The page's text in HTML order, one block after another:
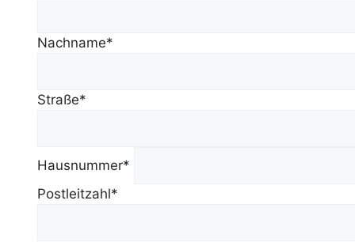
Nachname*
Straße*
Hausnummer*
Postleitzahl*